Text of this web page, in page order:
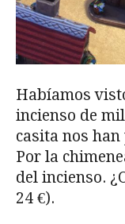
Habíamos
incienso de
casita nos
Por la
del incienso.
24 €).